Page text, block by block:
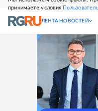
принимаете условия
СВЕЖИЙ НОМЕР
ЛЕНТА НОВОСТЕЙ